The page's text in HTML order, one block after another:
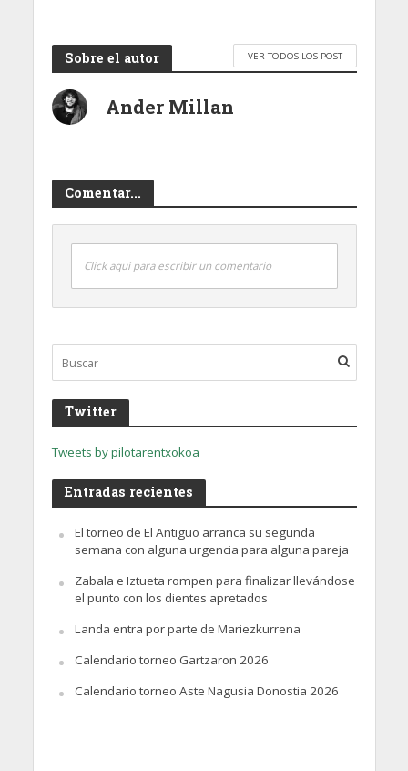
Sobre el autor VER TODOS LOS POST
Ander Millan
Comentar...
Click aquí para escribir un comentario
Twitter
Tweets by pilotarentxokoa
Entradas recientes
El torneo de El Antiguo arranca su segunda
semana con alguna urgencia para alguna pareja
Zabala e Iztueta rompen para finalizar llevándose
el punto con los dientes apretados
Landa entra por parte de Mariezkurrena
Calendario torneo Gartzaron 2026
Calendario torneo Aste Nagusia Donostia 2026